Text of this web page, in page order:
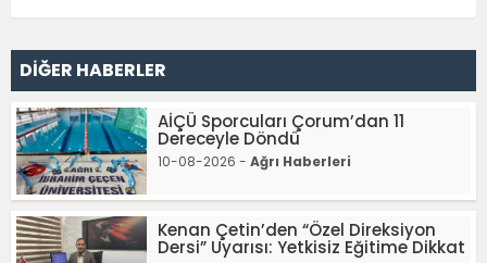
DİĞER HABERLER
AİÇÜ Sporcuları Çorum’dan 11
Dereceyle Döndü
10-08-2026 - Ağrı Haberleri
Kenan Çetin’den “Özel Direksiyon
Dersi” Uyarısı: Yetkisiz Eğitime Dikkat